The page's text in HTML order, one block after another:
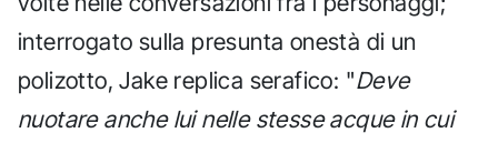
interrogato sulla presunta onestà di un
polizotto, Jake replica serafico: "Deve
nuotare anche lui nelle stesse acque in cui